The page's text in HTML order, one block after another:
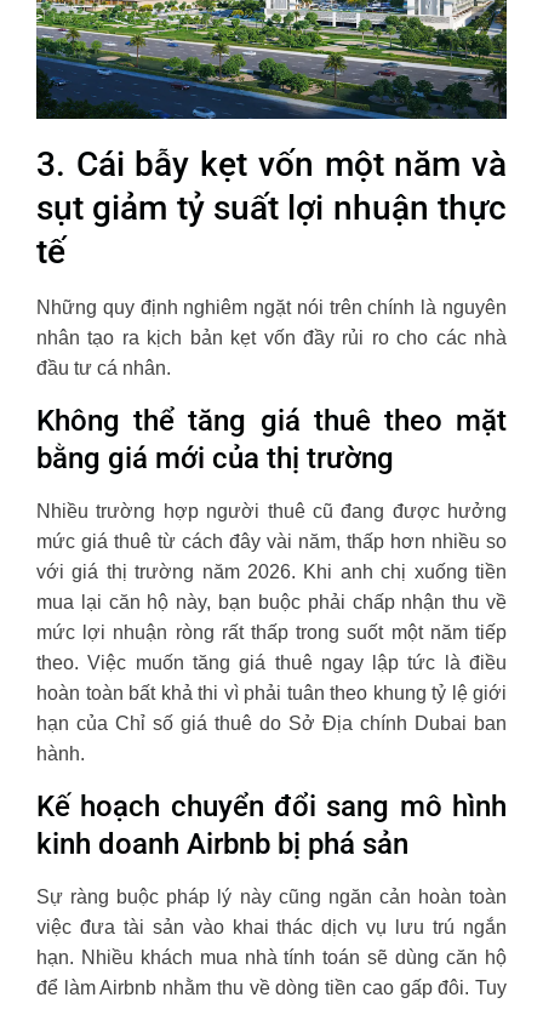
3. Cái bẫy kẹt vốn một năm và
sụt giảm tỷ suất lợi nhuận thực
tế
Những quy định nghiêm ngặt nói trên chính là nguyên
nhân tạo ra kịch bản kẹt vốn đầy rủi ro cho các nhà
đầu tư cá nhân.
Không thể tăng giá thuê theo mặt
bằng giá mới của thị trường
Nhiều trường hợp người thuê cũ đang được hưởng
mức giá thuê từ cách đây vài năm, thấp hơn nhiều so
với giá thị trường năm 2026. Khi anh chị xuống tiền
mua lại căn hộ này, bạn buộc phải chấp nhận thu về
mức lợi nhuận ròng rất thấp trong suốt một năm tiếp
theo. Việc muốn tăng giá thuê ngay lập tức là điều
hoàn toàn bất khả thi vì phải tuân theo khung tỷ lệ giới
hạn của Chỉ số giá thuê do Sở Địa chính Dubai ban
hành.
Kế hoạch chuyển đổi sang mô hình
kinh doanh Airbnb bị phá sản
Sự ràng buộc pháp lý này cũng ngăn cản hoàn toàn
việc đưa tài sản vào khai thác dịch vụ lưu trú ngắn
hạn. Nhiều khách mua nhà tính toán sẽ dùng căn hộ
để làm Airbnb nhằm thu về dòng tiền cao gấp đôi. Tuy